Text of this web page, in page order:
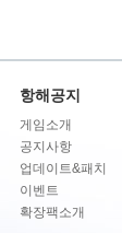
항해공지
게임소개
공지사항
업데이트&패치
이벤트
확장팩소개